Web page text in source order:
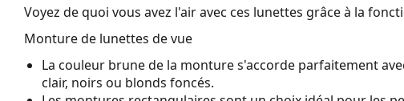
Voyez de quoi vous avez l'air avec ces lunettes grâce à la
Monture de lunettes de vue
La couleur brune de la monture s'accorde parfaitement
clair, noirs ou blonds foncés.